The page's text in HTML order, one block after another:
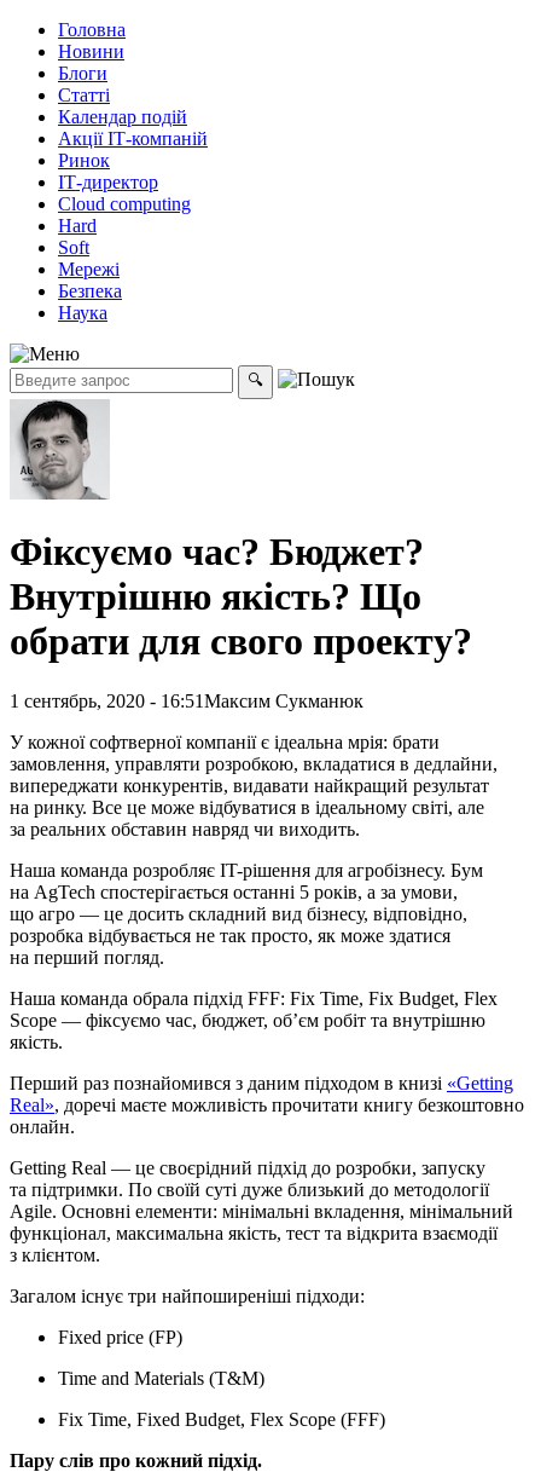
Головна
Новини
Блоги
Статті
Календар подій
Акції ІТ-компаній
Ринок
ІТ-директор
Cloud computing
Hard
Soft
Мережі
Безпека
Наука
Фіксуємо час? Бюджет?
Внутрішню якість? Що
обрати для свого проекту?
1 сентябрь, 2020 - 16:51Максим Сукманюк
У кожної софтверної компанії є ідеальна мрія: брати
замовлення, управляти розробкою, вкладатися в дедлайни,
випереджати конкурентів, видавати найкращий результат
на ринку. Все це може відбуватися в ідеальному світі, але
за реальних обставин навряд чи виходить.
Наша команда розробляє IT-рішення для агробізнесу. Бум
на AgTech спостерігається останні 5 років, а за умови,
що агро — це досить складний вид бізнесу, відповідно,
розробка відбувається не так просто, як може здатися
на перший погляд.
Наша команда обрала підхід FFF: Fix Time, Fix Budget, Flex
Scope — фіксуємо час, бюджет, об’єм робіт та внутрішню
якість.
Перший раз познайомився з даним підходом в книзі «Getting
Real», доречі маєте можливість прочитати книгу безкоштовно
онлайн.
Getting Real — це своєрідний підхід до розробки, запуску
та підтримки. По своїй суті дуже близький до методології
Agile. Основні елементи: мінімальні вкладення, мінімальний
функціонал, максимальна якість, тест та відкрита взаємодії
з клієнтом.
Загалом існує три найпоширеніші підходи:
Fixed price (FP)
Time and Materials (T&M)
Fix Time, Fixed Budget, Flex Scope (FFF)
Пару слів про кожний підхід.